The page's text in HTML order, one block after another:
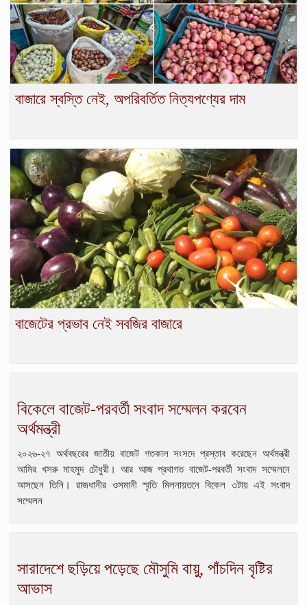
বাজারে স্বস্তি নেই, অপরিবর্তিত নিত্যপণ্যের দাম
বাজেটের প্রভাব নেই সবজির বাজারে
বিকেলে বাজেট-পরবর্তী সংবাদ সম্মেলন করবেন
অর্থমন্ত্রী
২০২৬-২৭ অর্থবছরের জাতীয় বাজেট গতকাল সংসদে প্রস্তাব করেছেন অর্থমন্ত্রী
আমির খসরু মাহমুদ চৌধুরী। আর আজ প্রথাগত বাজেট-পরবর্তী সংবাদ সম্মেলনে
আসছেন তিনি। রাজধানীর ওসমানী স্মৃতি মিলনায়তনে বিকেল ৩টায় এই সংবাদ
সম্মেলন
সারাদেশে ছড়িয়ে পড়েছে মৌসুমি বায়ু, পাঁচদিন বৃষ্টির
আভাস